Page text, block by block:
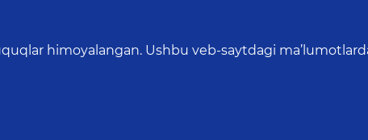
himoyalangan. Ushbu veb-saytdagi